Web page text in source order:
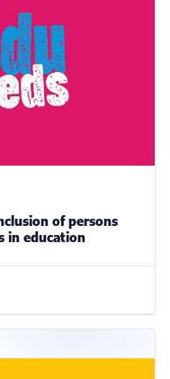
of persons
in education